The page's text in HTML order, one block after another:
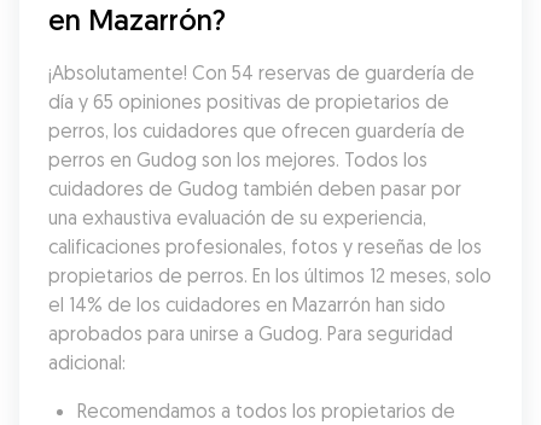
en Mazarrón?
¡Absolutamente! Con 54 reservas de guardería de
día y 65 opiniones positivas de propietarios de
perros, los cuidadores que ofrecen guardería de
perros en Gudog son los mejores. Todos los
cuidadores de Gudog también deben pasar por
una exhaustiva evaluación de su experiencia,
calificaciones profesionales, fotos y reseñas de los
propietarios de perros. En los últimos 12 meses, solo
el 14% de los cuidadores en Mazarrón han sido
aprobados para unirse a Gudog. Para seguridad
adicional:
Recomendamos a todos los propietarios de